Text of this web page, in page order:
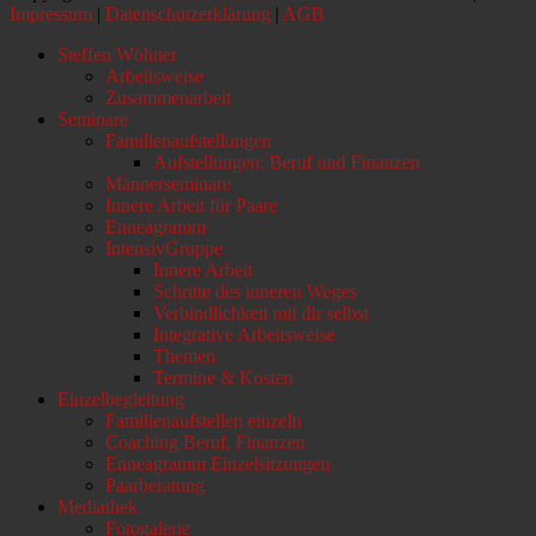
Impressum | Datenschutzerklärung | AGB
oben
Steffen Wöhner
Arbeitsweise
Zusammenarbeit
Seminare
Familienaufstellungen
Aufstellungen: Beruf und Finanzen
Männerseminare
Innere Arbeit für Paare
Enneagramm
IntensivGruppe
Innere Arbeit
Schritte des inneren Weges
Verbindlichkeit mit dir selbst
Integrative Arbeitsweise
Themen
Termine & Kosten
Einzelbegleitung
Familienaufstellen einzeln
Coaching Beruf, Finanzen
Enneagramm Einzelsitzungen
Paarberatung
Mediathek
Fotogalerie